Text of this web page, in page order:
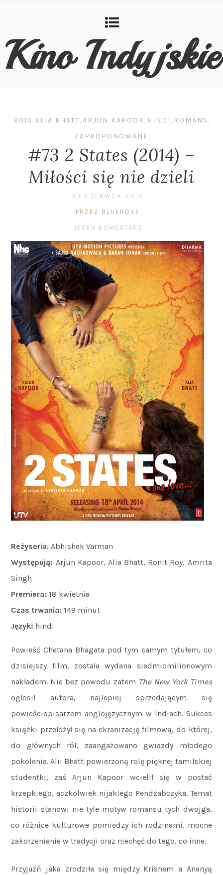
Kino Indyjskie
2014,ALIA BHATT,ARJUN KAPOOR , HINDI , ROMANS ,
ZAPROPONOWANE
#73 2 States (2014) –
Miłości się nie dzieli
24 CZERWCA, 2015
PRZEZ BLUEROSE
JEDEN KOMENTARZ
Reżyseria: Abhishek Varman
Występują: Arjun Kapoor, Alia Bhatt, Ronit Roy, Amrita
Singh
Premiera: 18 kwietnia
Czas trwania: 149 minut
Język: hindi
Powieść Chetana Bhagata pod tym samym tytułem, co
dzisiejszy film, została wydana siedmiomilionowym
nakładem. Nie bez powodu zatem The New York Times
ogłosił autora, najlepiej sprzedającym się
powieściopisarzem anglojęzycznym w Indiach. Sukces
książki przełożył się na ekranizację filmową, do której,
do głównych ról, zaangażowano gwiazdy młodego
pokolenia. Alii Bhatt powierzoną rolę pięknej tamilskiej
studentki, zaś Arjun Kapoor wcielił się w postać
krzepkiego, aczkolwiek nijakiego Pendżabczyka. Temat
historii stanowi nie tyle motyw romansu tych dwojga,
co różnice kulturowe pomiędzy ich rodzinami, mocne
zakorzenienie w tradycji oraz niechęć do tego, co inne.
Przyjaźń jaka zrodziła się między Krishem a Ananyą